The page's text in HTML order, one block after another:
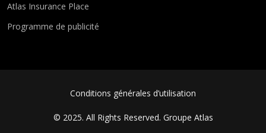
Atlas Insurance Place
Programme de publicité
FOOTER MENUConditions générales d’utilisation
© 2025. All Rights Reserved. Groupe Atlas